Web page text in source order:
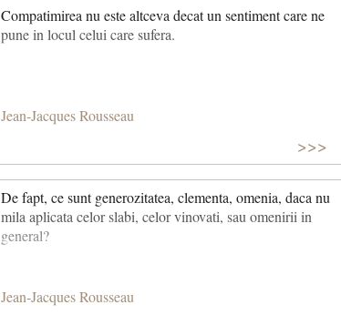
Compatimirea nu este altceva decat un sentiment care ne
pune in locul celui care sufera.
Jean-Jacques Rousseau
>>>
De fapt, ce sunt generozitatea, clementa, omenia, daca nu
mila aplicata celor slabi, celor vinovati, sau omenirii in
general?
Jean-Jacques Rousseau